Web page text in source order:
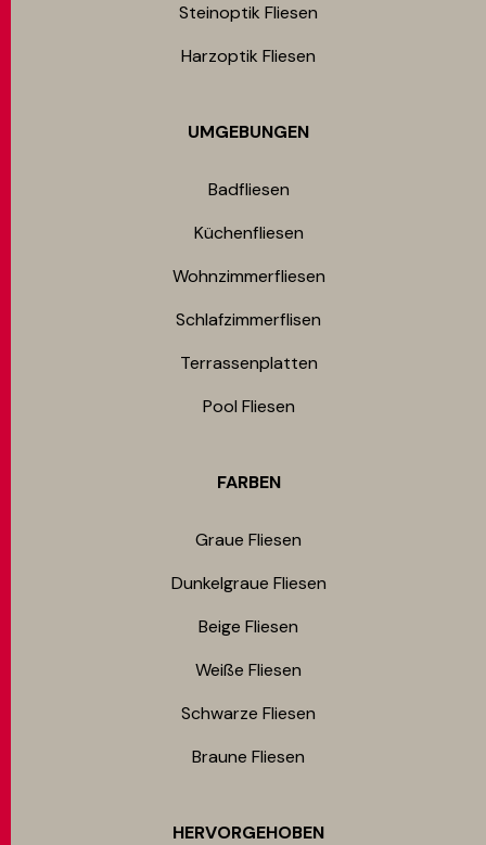
Steinoptik Fliesen
Harzoptik Fliesen
UMGEBUNGEN
Badfliesen
Küchenfliesen
Wohnzimmerfliesen
Schlafzimmerflisen
Terrassenplatten
Pool Fliesen
FARBEN
Graue Fliesen
Dunkelgraue Fliesen
Beige Fliesen
Weiße Fliesen
Schwarze Fliesen
Braune Fliesen
HERVORGEHOBEN